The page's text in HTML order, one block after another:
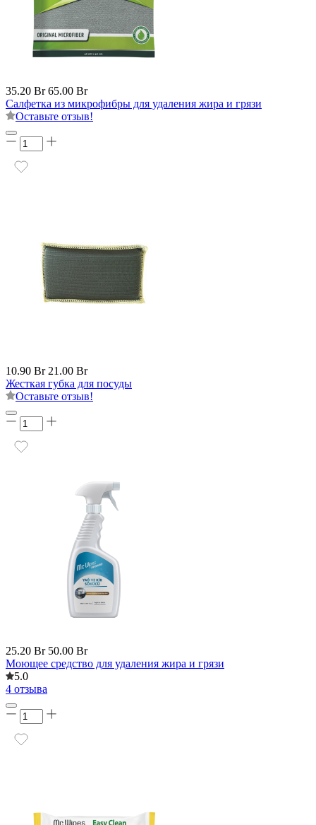
35.20 Br 65.00 Br
Салфетка из микрофибры для удаления жира и грязи
Оставьте отзыв!
10.90 Br 21.00 Br
Жесткая губка для посуды
Оставьте отзыв!
25.20 Br 50.00 Br
Моющее средство для удаления жира и грязи
5.0
4 отзыва